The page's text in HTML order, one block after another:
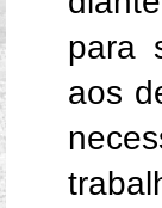
para
aos